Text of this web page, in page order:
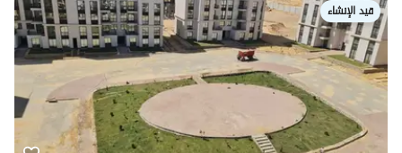
قيد الإنشاء